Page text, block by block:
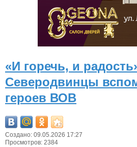
«И горечь, и
Северодвинцы
героев ВОВ
Создано: 09.05.2026 17:27
Просмотров: 2384